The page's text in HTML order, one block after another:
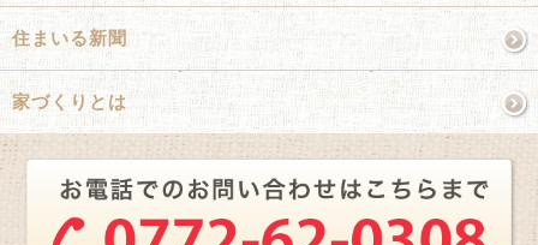
住まいる新聞
家づくりとは